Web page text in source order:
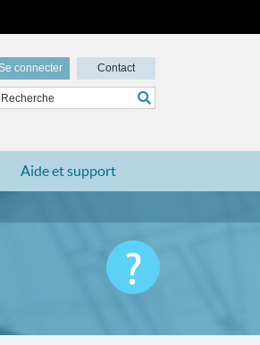
connecter Contact
Aide et support